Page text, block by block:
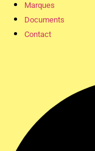
Marques
Documents
Contact